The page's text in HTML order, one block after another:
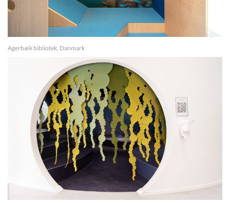
Agerbæk bibliotek, Danmark